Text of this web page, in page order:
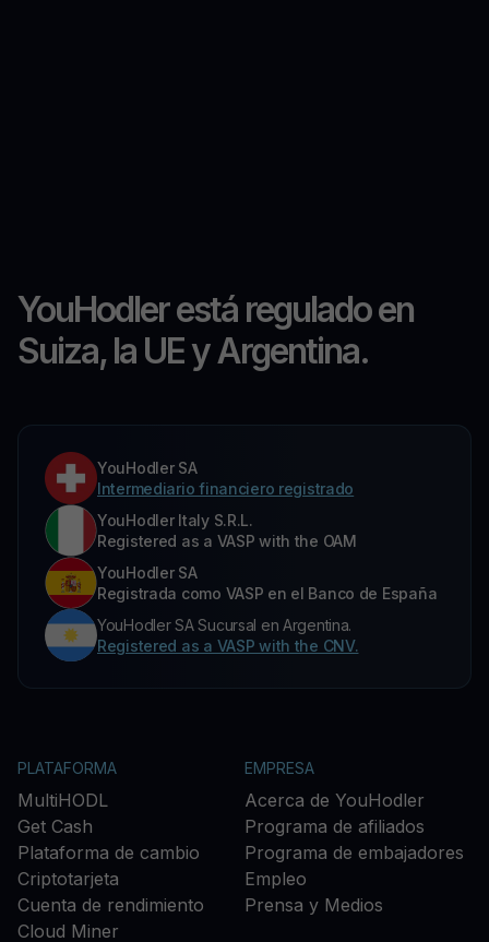
YouHodler está regulado en
Suiza, la UE y Argentina.
YouHodler SA
Intermediario financiero registrado
YouHodler Italy S.R.L.
Registered as a VASP with the OAM
YouHodler SA
Registrada como VASP en el Banco de España
YouHodler SA Sucursal en Argentina.
Registered as a VASP with the CNV.
PLATAFORMA
MultiHODL
Get Cash
Plataforma de cambio
Criptotarjeta
Cuenta de rendimiento
Cloud Miner
EMPRESA
Acerca de YouHodler
Programa de afiliados
Programa de embajadores
Empleo
Prensa y Medios